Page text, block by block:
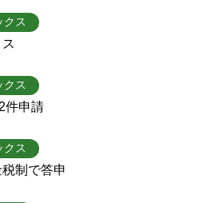
クス
クス
件申請
クス
制で答申